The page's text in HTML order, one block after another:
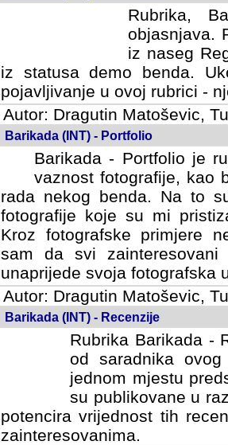
Rubrika,
objasnjava.
iz naseg
iz statusa demo benda.
pojavljivanje u ovoj rubrici -
Autor: Dragutin Matoševic,
Barikada (INT) - Portfolio
Barikada - Portfolio je
vaznost fotografije, kao
rada nekog benda. Na to
fotografije koje su mi
fotografske primjere
svi zainteresovani
svoja fotografska umijeca.
Autor: Dragutin Matoševic,
Barikada (INT) - Recenzije
Rubrika Barikada -
od saradnika
jednom mjestu
su publikovane u
potencira vrijednost tih
zainteresovanima.